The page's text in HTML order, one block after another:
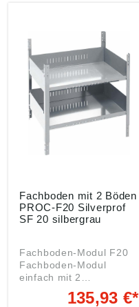
Fachboden mit 2 Böden
PROC-F20 Silverprof
SF 20 silbergrau
Fachboden-Modul F20
Fachboden-Modul
einfach mit 2
Fachböden. Maße in
135,93 €*